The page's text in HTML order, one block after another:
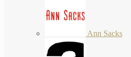
Ann Sacks